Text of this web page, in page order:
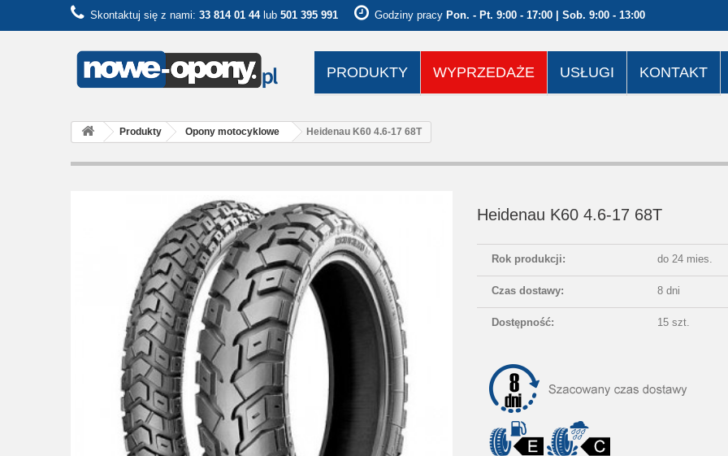
Skontaktuj się z nami: 33 814 01 44lub 501 395 991 Godziny pracy Pon. - Pt. 9:00 - 17:00 | Sob. 9:00 - 13:00
PRODUKTY WYPRZEDAŻE USŁUGI KONTAKT
Produkty Opony motocyklowe Heidenau K60 4.6-17 68T
Heidenau K60 4.6-17 68T
Rok produkcji: do 24 mies.
Czas dostawy: 8 dni
Dostępność: 15 szt.